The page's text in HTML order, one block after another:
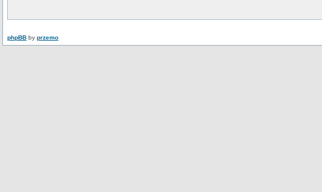
phpBB by przemo